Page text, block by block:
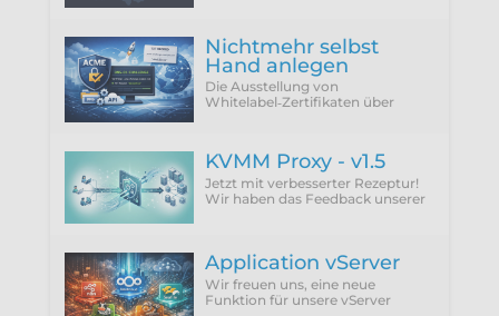
Nichtmehr selbst
Hand anlegen
Die Ausstellung von
Whitelabel‑Zertifikaten über
KVMM Proxy - v1.5
Jetzt mit verbesserter Rezeptur!
Wir haben das Feedback unserer
Application vServer
Wir freuen uns, eine neue
Funktion für unsere vServer